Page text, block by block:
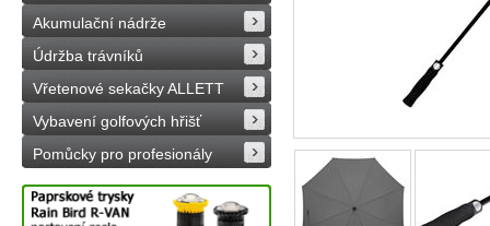
Akumulační nádrže
Údržba trávníků
Vřetenové sekačky ALLETT
Vybavení golfových hřišť
Pomůcky pro profesionály